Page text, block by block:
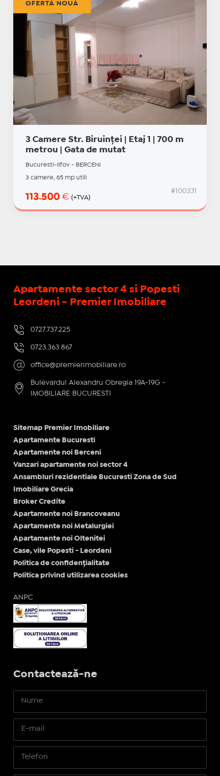
3 Camere Str. Biruinței | Etaj 1 | 700 m
metrou | Gata de mutat
Bucuresti-Ilfov - BERCENI
3 camere, 65 mp utili
113.500 € (+TVA)
#100331
OFERTĂ NOUĂ
Apartamente sector 4 si Popesti
Leordeni - Premier Imobiliare
0727.737.225
0723.363.867
office@premierimobiliare.ro
Bulevardul Alexandru Obregia 19A-19G -
IMOBILIARE BUCURESTI
Sitemap Premier Imobiliare
Apartamente Bucuresti
Apartamente noi Berceni
Vanzari apartamente noi sector 4
Ansambluri rezidentiale Bucuresti Zona de Sud
Imobiliare Grecia
Broker Credite
Apartamente noi Brancoveanu
Apartamente noi Metalurgiei
Apartamente noi Oltenitei
Case, vile Popesti - Leordeni
Politica de confidențialitate
Politica privind utilizarea cookies
ANPC
Contactează-ne